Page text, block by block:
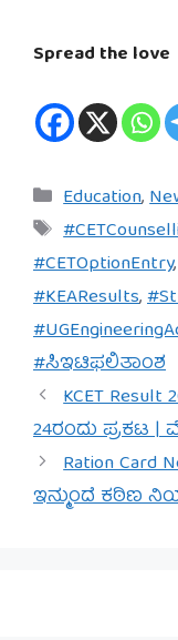
Spread the love
Categories
Education,
Tags
#CETOptionEntry,
#KEAResults,
#ಸಿಇಟಿಫಲಿತಾಂಶ
KCET
24ರಂದು ಪ್ರಕಟ
Ration
ಇನ್ಮುಂದೆ ಕಠಿಣ